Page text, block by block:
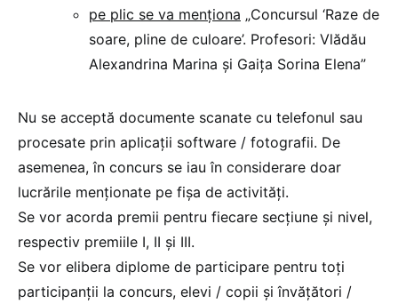
pe plic se va menționa „Concursul ‘Raze de
soare, pline de culoare’. Profesori: Vlădău
Alexandrina Marina și Gaița Sorina Elena”
Nu se acceptă documente scanate cu telefonul sau
procesate prin aplicații software / fotografii. De
asemenea, în concurs se iau în considerare doar
lucrările menționate pe fișa de activități.
Se vor acorda premii pentru fiecare secțiune și nivel,
respectiv premiile I, II și III.
Se vor elibera diplome de participare pentru toți
participanții la concurs, elevi / copii și învățători /